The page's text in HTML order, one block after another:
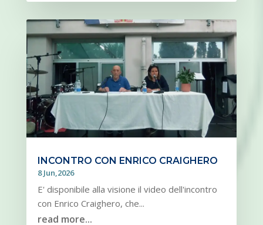
INCONTRO CON ENRICO CRAIGHERO
8 Jun,2026
E' disponibile alla visione il video dell'incontro
con Enrico Craighero, che...
read more...